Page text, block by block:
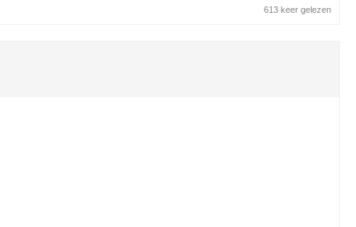
613 keer gelezen